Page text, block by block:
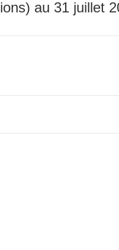
au 31 juillet